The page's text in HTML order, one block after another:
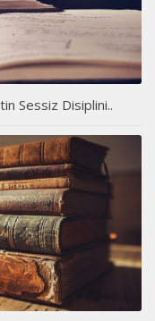
Sessiz Disiplini..